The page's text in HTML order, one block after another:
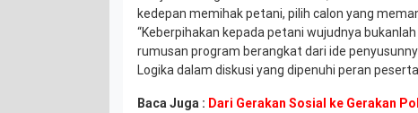
kedepan memihak petani, pilih calon yang
“Keberpihakan kepada petani wujudnya
rumusan program berangkat dari ide
Logika dalam diskusi yang dipenuhi peran
Baca Juga : Dari Gerakan Sosial ke Gerakan